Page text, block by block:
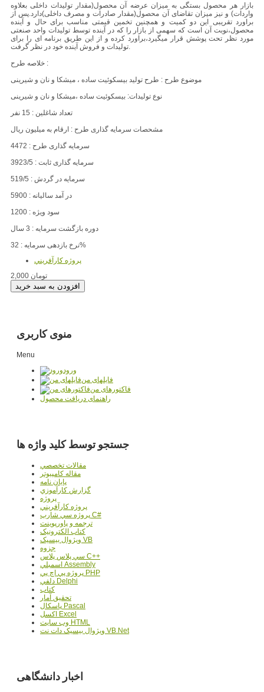
بازار هر محصول بستگی به میزان عرضه آن محصول(مقدار تولیدات داخلی بعلاوه
واردات) و نیز میزان تقاضای آن محصول(مقدار صادرات و مصرف داخلی)دارد.پس از
براورد تقریبی این دو کمیت و همچنین تخمین قیمتی مناسب برای حال و آینده
محصول،نوبت آن است که سهمی از بازار را که در آینده توسط تولیدات واحد صنعتی
مورد نظر تحت پوشش قرار میگیرد،براورد کرده و از این طریق برنامه ای را برای
تولیدات و فروش آینده خود در نظر گرفت.
خلاصه طرح :
موضوع طرح : طرح تولید بیسکوئیت ساده ، میشکا و نان و شیرینی
نوع تولیدات: بیسکوئیت ساده ،میشکا و نان و شیرینی
تعداد شاغلین : 15 نفر
مشحصات سرمایه گذاری طرح : ارقام به میلیون ریال
سرمایه گذاری طرح : 4472
سرمایه گذاری ثابت : 3923/5
سرمایه در گردش : 519/5
در آمد سالیانه : 5900
سود ویژه : 1200
دوره بازگشت سرمایه : 3 سال
نرخ بازدهی سرمایه : 32%
پروژه کارآفريني
2,000 تومان
منوی کاربری
Menu
ورود
فایلهای من
فاکتورهای من
راهنمای دریافت محصول
جستجو توسط کلید واژه ها
مقالات تخصصي
مقاله کامپیوتر
پایان نامه
گزارش کارآموزي
پروژه
پروژه کارآفريني
پروژه سي شارپ C#
ترجمه و پاورپوينت
کتاب الکترونيک
ويژوال بيسيک VB
جزوه
سي پلاس پلاس C++
اسمبلي Assembly
پروژه پي اچ پي PHP
دلفي Delphi
کتاب
تحقيق آمار
پاسکال Pascal
اکسل Excel
وب سايت HTML
ويژوال بيسيک دات نت VB.Net
اخبار دانشگاهی